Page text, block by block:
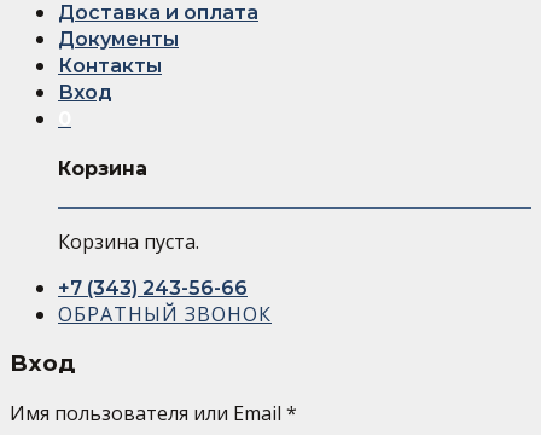
Доставка и оплата
Документы
Контакты
Вход
Корзина
Корзина пуста.
+7 (343) 243-56-66
ОБРАТНЫЙ ЗВОНОК
Вход
Имя пользователя или Email *